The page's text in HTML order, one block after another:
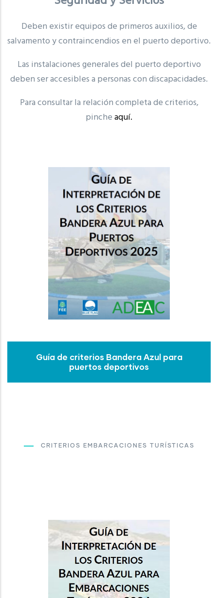
Deben existir equipos de primeros auxilios, de
salvamento y contraincendios en el puerto deportivo.
Las instalaciones generales del puerto deportivo
deben ser accesibles a personas con discapacidades.
Para consultar la relación completa de criterios,
pincheaquí.
Guía de criterios Bandera Azul para
puertos deportivos
CRITERIOS EMBARCACIONES TURÍSTICAS